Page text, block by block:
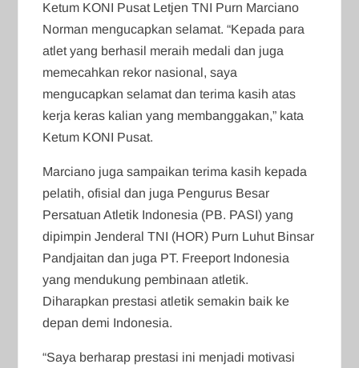
Ketum KONI Pusat Letjen TNI Purn Marciano
Norman mengucapkan selamat. “Kepada para
atlet yang berhasil meraih medali dan juga
memecahkan rekor nasional, saya
mengucapkan selamat dan terima kasih atas
kerja keras kalian yang membanggakan,” kata
Ketum KONI Pusat.
Marciano juga sampaikan terima kasih kepada
pelatih, ofisial dan juga Pengurus Besar
Persatuan Atletik Indonesia (PB. PASI) yang
dipimpin Jenderal TNI (HOR) Purn Luhut Binsar
Pandjaitan dan juga PT. Freeport Indonesia
yang mendukung pembinaan atletik.
Diharapkan prestasi atletik semakin baik ke
depan demi Indonesia.
“Saya berharap prestasi ini menjadi motivasi